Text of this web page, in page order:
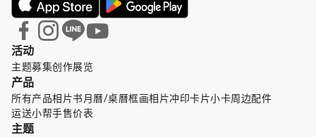
活动
主题募集创作展览
产品
所有产品相片书月曆/桌曆框画相片冲印卡片小卡周边配件
运送小帮手售价表
主题